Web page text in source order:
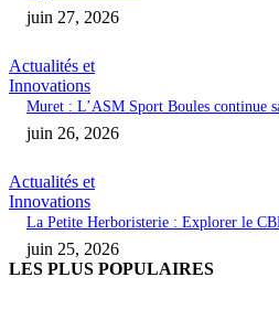
juin 27, 2026
Actualités et
Innovations
Muret : L’ASM Sport Boules continue
juin 26, 2026
Actualités et
Innovations
La Petite Herboristerie : Explorer le
juin 25, 2026
LES PLUS POPULAIRES